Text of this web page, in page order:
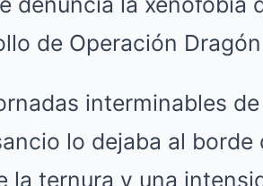
interminables
lo dejaba al
la ternura y una